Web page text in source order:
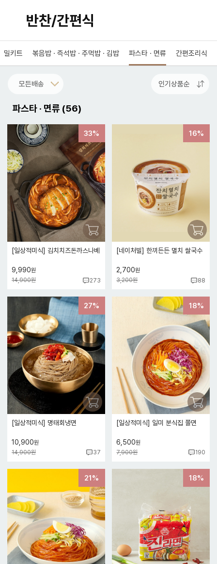
반찬/간편식
밀키트 볶음밥 · 즉석밥 · 주먹밥 · 김밥 파스타 · 면류 간편조리식
파스타 · 면류 (56)
33%
[일상적미식] 김치치즈돈까스나베
9,990원
14,900원
273
16%
[네이처빌] 한끼든든 멸치 쌀국수
2,700원
3,200원
88
27%
[일상적미식] 명태회냉면
10,900원
14,900원
37
18%
[일상적미식] 일미 분식집 쫄면
6,500원
7,900원
190
21% 18%